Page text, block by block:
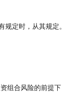
监会另有规定时，从其规定。
组合风险的前提下